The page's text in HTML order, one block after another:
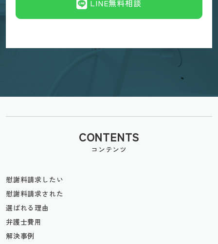
LINE無料相談
CONTENTS
コンテンツ
慰謝料請求したい
慰謝料請求された
選ばれる理由
弁護士費用
解決事例